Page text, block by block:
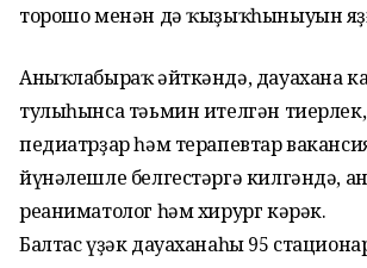
торошо менән дә ҡыҙыҡһыныуын
Аныҡлабыраҡ әйткәндә, дауахана
тулыһынса тәьмин ителгән
педиатрҙар һәм терапевтар
йүнәлешле белгестәргә килгәндә,
реаниматолог һәм хирург кәрәк.
Балтас үҙәк дауаханаһы 95